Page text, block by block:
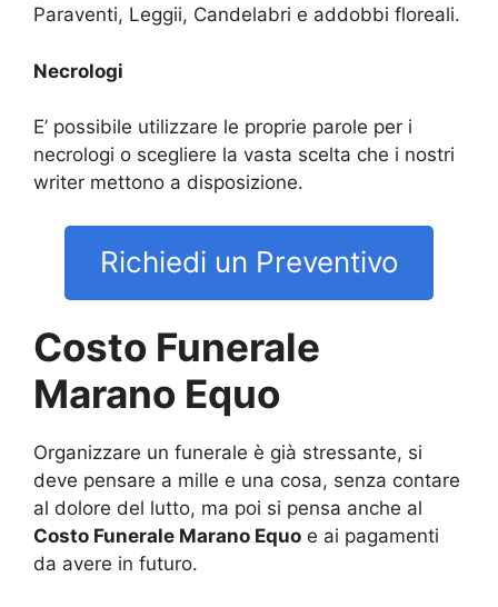
Paraventi, Leggii, Candelabri e addobbi floreali.
Necrologi
E’ possibile utilizzare le proprie parole per i
necrologi o scegliere la vasta scelta che i nostri
writer mettono a disposizione.
Richiedi un Preventivo
Costo Funerale
Marano Equo
Organizzare un funerale è già stressante, si
deve pensare a mille e una cosa, senza contare
al dolore del lutto, ma poi si pensa anche al
Costo Funerale Marano Equo e ai pagamenti
da avere in futuro.